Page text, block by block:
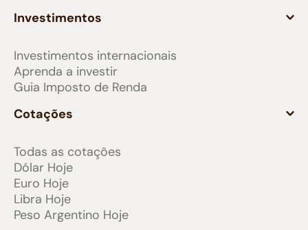
Investimentos
Investimentos internacionais
Aprenda a investir
Guia Imposto de Renda
Cotações
Todas as cotações
Dólar Hoje
Euro Hoje
Libra Hoje
Peso Argentino Hoje